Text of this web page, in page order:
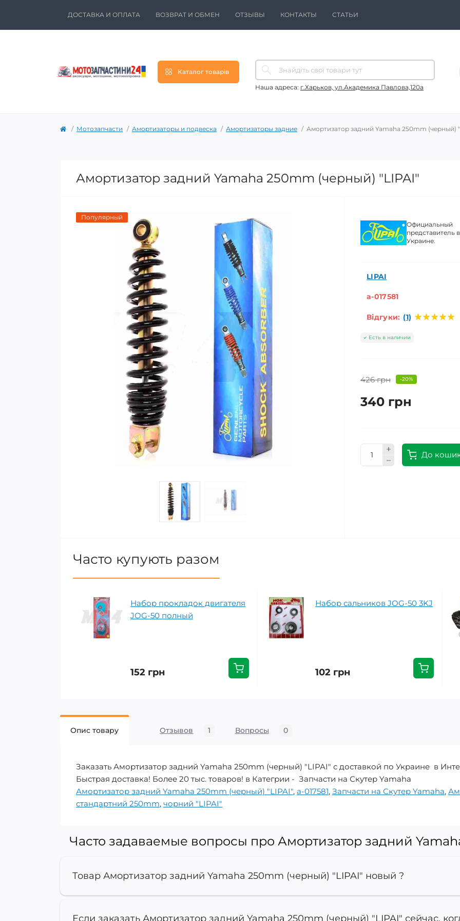
ДОСТАВКА И ОПЛАТА ВОЗВРАТ И ОБМЕН ОТЗЫВЫ КОНТАКТЫ СТАТЬИ
Каталог товарів
Наша адреса: г.Харьков, ул.Академика Павлова,120а
Мотозапчасти Амортизаторы и подвеска Амортизаторы задние Амортизатор задний Yamaha 250mm (черный)
Амортизатор задний Yamaha 250mm (черный) "LIPAI"
Популярный
Официальный
представитель в
Украине.
LIPAI
a-017581
Відгуки: (1)
Есть в наличии
426 грн -20%
340 грн
До
Часто купують разом
Набор прокладок двигателя
JOG-50 полный
152 грн
Набор сальников JOG-50 3KJ
102 грн
Опис товару Отзывов 1 Вопросы 0
Заказать Амортизатор задний Yamaha 250mm (черный) "LIPAI" с доставкой по Украине в
Быстрая доставка! Более 20 тыс. товаров! в Категрии - Запчасти на Скутер Yamaha
Амортизатор задний Yamaha 250mm (черный) "LIPAI", a-017581, Запчасти на Скутер Yamaha,
стандартний 250mm, чорний "LIPAI"
Часто задаваемые вопросы про Амортизатор задний
Товар Амортизатор задний Yamaha 250mm (черный) "LIPAI" новый ?
Если заказать Амортизатор задний Yamaha 250mm (черный) "LIPAI" сейчас,